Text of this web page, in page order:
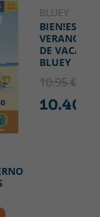
BLUEY
BIEN!ES
DE
BLUEY
10.95 €
10.40 €